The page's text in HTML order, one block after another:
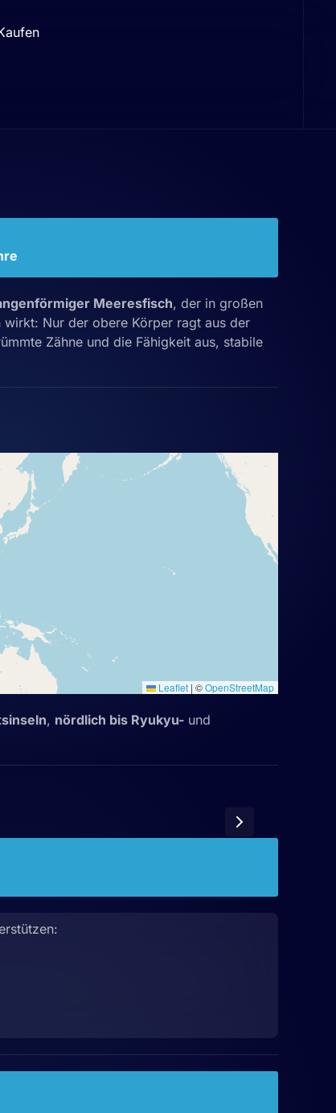
Meeresfisch, der in großen
wirkt: Nur der obere Körper ragt aus der
Zähne und die Fähigkeit aus, stabile
Leaflet | ©OpenStreetMap
, nördlich bis Ryukyu- und